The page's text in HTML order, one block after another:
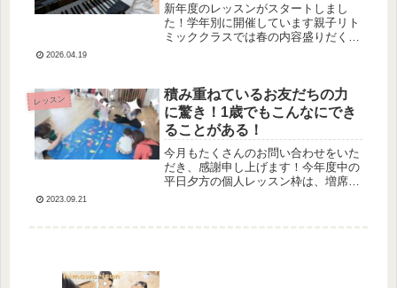
新年度のレッスンがスタートしまし
た！学年別に開催しています親子リト
ミッククラスでは春の内容盛りだくさ
できないけれどリトミックの時間だけ
はわ...
2026.04.19
レッスン
積み重ねているお友だちの力
に驚き！1歳でもこんなにでき
ることがある！
今月もたくさんのお問い合わせをいた
だき、感謝申し上げます！今年度中の
平日夕方の個人レッスン枠は、増席分
2023.09.21